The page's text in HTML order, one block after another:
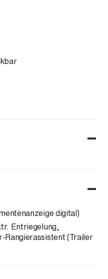
digital)
Entriegelung,
Rangierassistent (Trailer